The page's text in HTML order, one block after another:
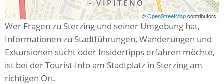
©OpenStreetMapcontributors
Wer Fragen zu Sterzing und seiner Umgebung hat,
Informationen zu Stadtführungen, Wanderungen und
Exkursionen sucht oder Insidertipps erfahren möchte,
ist bei der Tourist-Info am Stadtplatz in Sterzing am
richtigen Ort.